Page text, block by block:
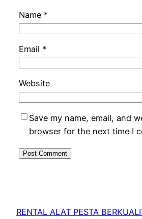
Name *
Email *
Website
Save my name, email, and
browser for the next time I
RENTAL ALAT PESTA